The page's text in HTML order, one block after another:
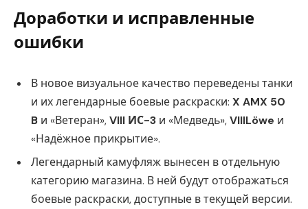
Доработки и исправленные
ошибки
В новое визуальное качество переведены танки
и их легендарные боевые раскраски: X AMX 50
B и «Ветеран»,VIII ИС-3 и «Медведь»,VIIILöwe и
«Надёжное прикрытие».
Легендарный камуфляж вынесен в отдельную
категорию магазина. В ней будут отображаться
боевые раскраски, доступные в текущей версии.